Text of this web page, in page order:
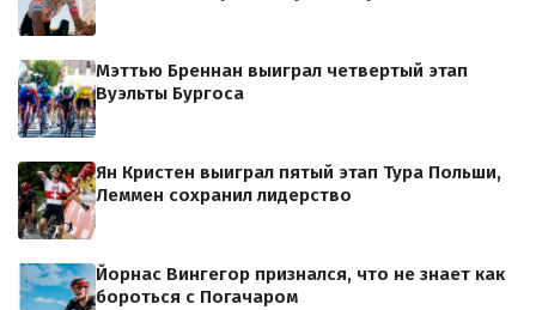
Мэттью Бреннан выиграл четвертый этап
Вуэльты Бургоса
Ян Кристен выиграл пятый этап Тура Польши,
Леммен сохранил лидерство
Йорнас Вингегор признался, что не знает как
бороться с Погачаром